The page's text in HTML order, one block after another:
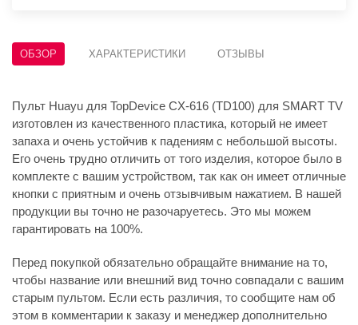
ОБЗОР ХАРАКТЕРИСТИКИ ОТЗЫВЫ
Пульт Huayu для TopDevice CX-616 (TD100) для SMART TV
изготовлен из качественного пластика, который не имеет
запаха и очень устойчив к падениям с небольшой высоты.
Его очень трудно отличить от того изделия, которое было в
комплекте с вашим устройством, так как он имеет отличные
кнопки с приятным и очень отзывчивым нажатием. В нашей
продукции вы точно не разочаруетесь. Это мы можем
гарантировать на 100%.
Перед покупкой обязательно обращайте внимание на то,
чтобы название или внешний вид точно совпадали с вашим
старым пультом. Если есть различия, то сообщите нам об
этом в комментарии к заказу и менеджер дополнительно